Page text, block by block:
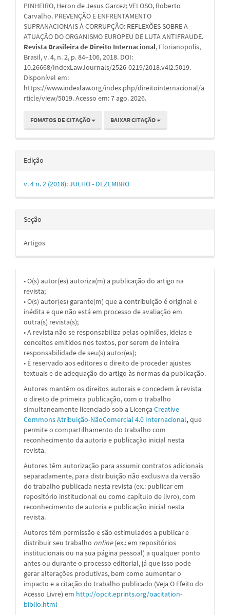
artigo
PINHEIRO, Heron de Jesus Garcez; VELOSO, Roberto
Carvalho. PREVENÇÃO E ENFRENTAMENTO
SUPRANACIONAIS À CORRUPÇÃO: REFLEXÕES SOBRE A
ATUAÇÃO DO ORGANISMO EUROPEU DE LUTA ANTIFRAUDE.
Revista Brasileira de Direito Internacional, Florianopolis,
Brasil, v. 4, n. 2, p. 84–106, 2018. DOI:
10.26668/IndexLawJournals/2526-0219/2018.v4i2.5019.
Disponível em:
https://www.indexlaw.org/index.php/direitointernacional/a
rticle/view/5019. Acesso em: 7 ago. 2026.
FOMATOS DE CITAÇÃO BAIXAR CITAÇÃO
Edição
v. 4 n. 2 (2018): JULHO - DEZEMBRO
Seção
Artigos
• O(s) autor(es) autoriza(m) a publicação do artigo na
revista;
• O(s) autor(es) garante(m) que a contribuição é original e
inédita e que não está em processo de avaliação em
outra(s) revista(s);
• A revista não se responsabiliza pelas opiniões, ideias e
conceitos emitidos nos textos, por serem de inteira
responsabilidade de seu(s) autor(es);
• É reservado aos editores o direito de proceder ajustes
textuais e de adequação do artigo às normas da publicação.
Autores mantêm os direitos autorais e concedem à revista
o direito de primeira publicação, com o trabalho
simultaneamente licenciado sob a Licença Creative
Commons Atribuição-NãoComercial 4.0 Internacional,que
permite o compartilhamento do trabalho com
reconhecimento da autoria e publicação inicial nesta
revista.
Autores têm autorização para assumir contratos adicionais
separadamente, para distribuição não exclusiva da versão
do trabalho publicada nesta revista (ex.: publicar em
repositório institucional ou como capítulo de livro), com
reconhecimento de autoria e publicação inicial nesta
revista.
Autores têm permissão e são estimulados a publicar e
distribuir seu trabalho online(ex.: em repositórios
institucionais ou na sua página pessoal) a qualquer ponto
antes ou durante o processo editorial, já que isso pode
gerar alterações produtivas, bem como aumentar o
impacto e a citação do trabalho publicado (Veja O Efeito do
Acesso Livre) em http://opcit.eprints.org/oacitation-
biblio.html